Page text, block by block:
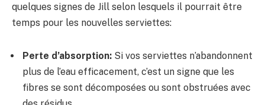
quelques signes de Jill selon lesquels il pourrait être
temps pour les nouvelles serviettes:
Perte d’absorption: Si vos serviettes n’abandonnent
plus de l’eau efficacement, c’est un signe que les
fibres se sont décomposées ou sont obstruées avec